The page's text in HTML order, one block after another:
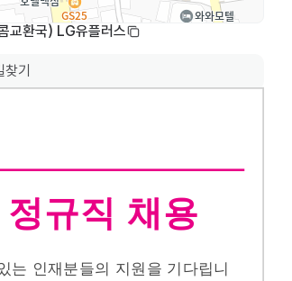
교환국) LG유플러스
찾기